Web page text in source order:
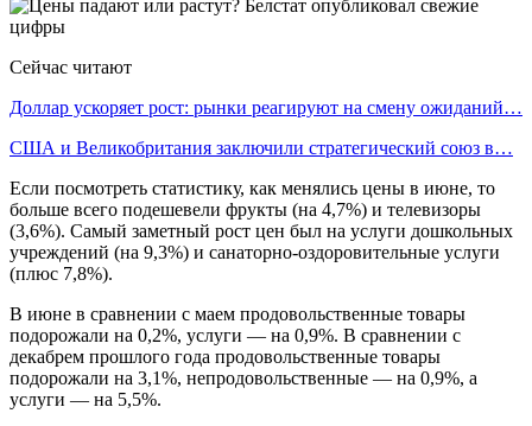
Сейчас читают
Доллар ускоряет рост: рынки реагируют на смену ожиданий…
США и Великобритания заключили стратегический союз в…
Если посмотреть статистику, как менялись цены в июне, то
больше всего подешевели фрукты (на 4,7%) и телевизоры
(3,6%). Самый заметный рост цен был на услуги дошкольных
учреждений (на 9,3%) и санаторно-оздоровительные услуги
(плюс 7,8%).
В июне в сравнении с маем продовольственные товары
подорожали на 0,2%, услуги — на 0,9%. В сравнении с
декабрем прошлого года продовольственные товары
подорожали на 3,1%, непродовольственные — на 0,9%, а
услуги — на 5,5%.